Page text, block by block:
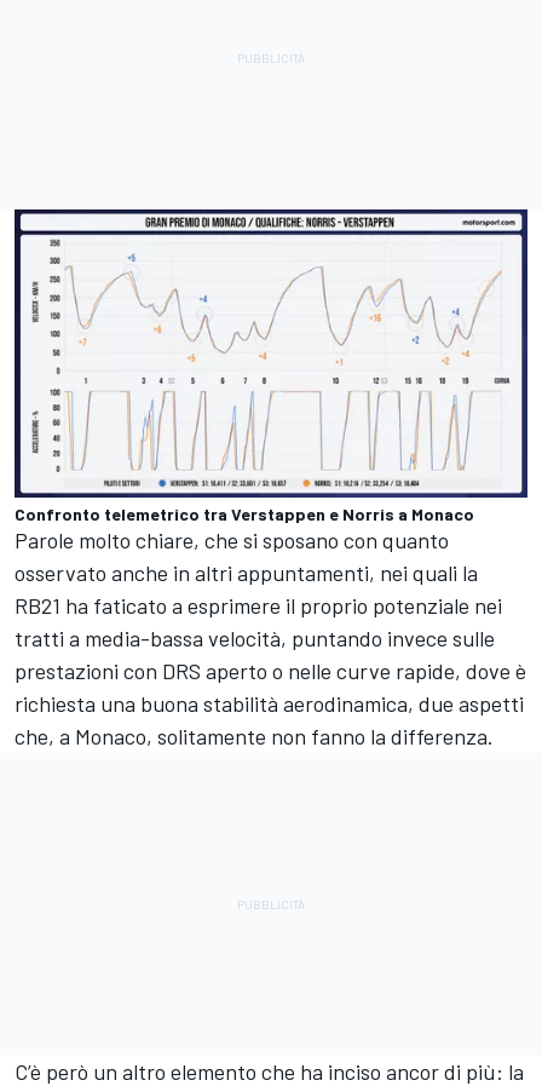
Confronto telemetrico tra Verstappen e Norris a Monaco
Parole molto chiare, che si sposano con quanto
osservato anche in altri appuntamenti, nei quali la
RB21 ha faticato a esprimere il proprio potenziale nei
tratti a media-bassa velocità, puntando invece sulle
prestazioni con DRS aperto o nelle curve rapide, dove è
richiesta una buona stabilità aerodinamica, due aspetti
che, a Monaco, solitamente non fanno la differenza.
C’è però un altro elemento che ha inciso ancor di più: la